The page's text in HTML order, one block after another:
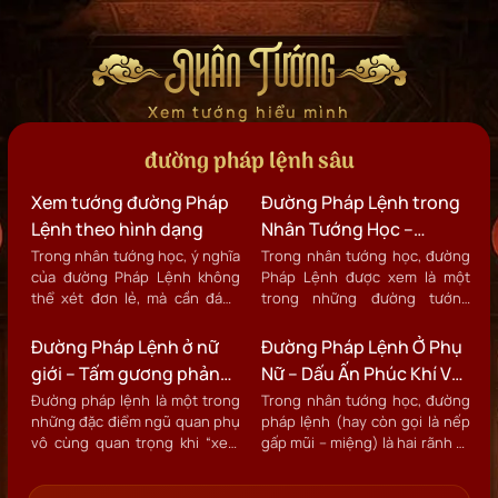
Nhân Tướng
Xem tướng hiểu mình
đường pháp lệnh sâu
Xem tướng đường Pháp
Lệnh theo hình dạng
Trong nhân tướng học, ý nghĩa
của đường Pháp Lệnh không
thể xét đơn lẻ, mà cần đánh
dạng, kích thước, độ nông sâu,
độ cân xứng và khí sắc tại vị trí
Pháp Lệnh.
Đường Pháp Lệnh trong
Nhân Tướng Học –
Đường pháp lệnh là gì?
Trong nhân tướng học, đường
Pháp Lệnh được xem là một
trong những đường tướng
khuôn mặt.
Đường Pháp Lệnh ở nữ
giới – Tấm gương phản
chiếu vận mệnh trong
Nhân Tướng Học
Đường pháp lệnh là một trong
những đặc điểm ngũ quan phụ
vô cùng quan trọng khi “xem
Đường Pháp Lệnh Ở Phụ
Nữ – Dấu Ấn Phúc Khí Và
Vận Trình Cuộc Đời
Trong nhân tướng học, đường
pháp lệnh (hay còn gọi là nếp
gấp mũi – miệng) là hai rãnh tự
đến khóe miệng. Ở phụ nữ, đây